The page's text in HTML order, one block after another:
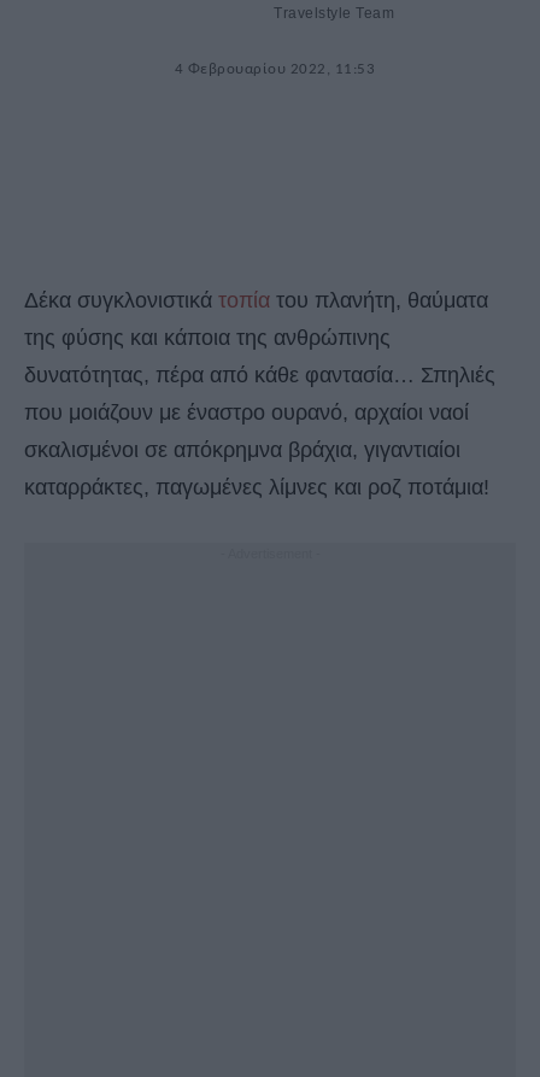
Travelstyle Team
4 Φεβρουαρίου 2022, 11:53
Δέκα συγκλονιστικά τοπία του πλανήτη, θαύματα
της φύσης και κάποια της ανθρώπινης
δυνατότητας, πέρα από κάθε φαντασία… Σπηλιές
που μοιάζουν με έναστρο ουρανό, αρχαίοι ναοί
σκαλισμένοι σε απόκρημνα βράχια, γιγαντιαίοι
καταρράκτες, παγωμένες λίμνες και ροζ ποτάμια!